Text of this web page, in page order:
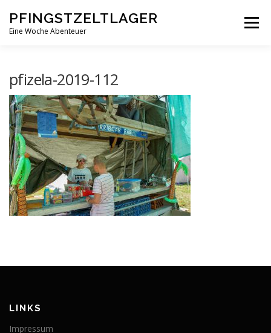
Inhalt
springen
PFINGSTZELTLAGER
Eine Woche Abenteuer
Menü
PFINGSTZELTLAGER VERANSTALTUNGEN
pfizela-2019-112
LINKS
Impressum